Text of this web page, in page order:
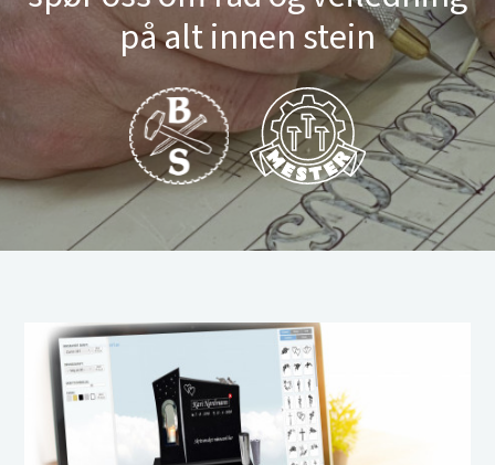
på alt innen stein